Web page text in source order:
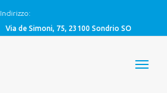
Indirizzo:
Via de Simoni, 75, 23100 Sondrio SO